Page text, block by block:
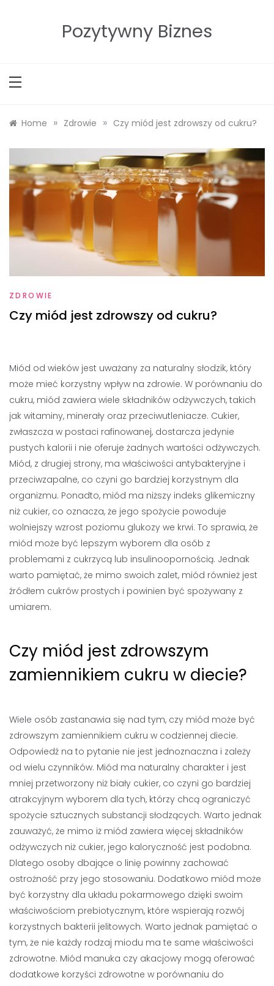
Pozytywny Biznes
Home » Zdrowie » Czy miód jest zdrowszy od cukru?
ZDROWIE
Czy miód jest zdrowszy od cukru?
Miód od wieków jest uważany za naturalny słodzik, który
może mieć korzystny wpływ na zdrowie. W porównaniu do
cukru, miód zawiera wiele składników odżywczych, takich
jak witaminy, minerały oraz przeciwutleniacze. Cukier,
zwłaszcza w postaci rafinowanej, dostarcza jedynie
pustych kalorii i nie oferuje żadnych wartości odżywczych.
Miód, z drugiej strony, ma właściwości antybakteryjne i
przeciwzapalne, co czyni go bardziej korzystnym dla
organizmu. Ponadto, miód ma niższy indeks glikemiczny
niż cukier, co oznacza, że jego spożycie powoduje
wolniejszy wzrost poziomu glukozy we krwi. To sprawia, że
miód może być lepszym wyborem dla osób z
problemami z cukrzycą lub insulinoopornością. Jednak
warto pamiętać, że mimo swoich zalet, miód również jest
źródłem cukrów prostych i powinien być spożywany z
umiarem.
Czy miód jest zdrowszym
zamiennikiem cukru w diecie?
Wiele osób zastanawia się nad tym, czy miód może być
zdrowszym zamiennikiem cukru w codziennej diecie.
Odpowiedź na to pytanie nie jest jednoznaczna i zależy
od wielu czynników. Miód ma naturalny charakter i jest
mniej przetworzony niż biały cukier, co czyni go bardziej
atrakcyjnym wyborem dla tych, którzy chcą ograniczyć
spożycie sztucznych substancji słodzących. Warto jednak
zauważyć, że mimo iż miód zawiera więcej składników
odżywczych niż cukier, jego kaloryczność jest podobna.
Dlatego osoby dbające o linię powinny zachować
ostrożność przy jego stosowaniu. Dodatkowo miód może
być korzystny dla układu pokarmowego dzięki swoim
właściwościom prebiotycznym, które wspierają rozwój
korzystnych bakterii jelitowych. Warto jednak pamiętać o
tym, że nie każdy rodzaj miodu ma te same właściwości
zdrowotne. Miód manuka czy akacjowy mogą oferować
dodatkowe korzyści zdrowotne w porównaniu do